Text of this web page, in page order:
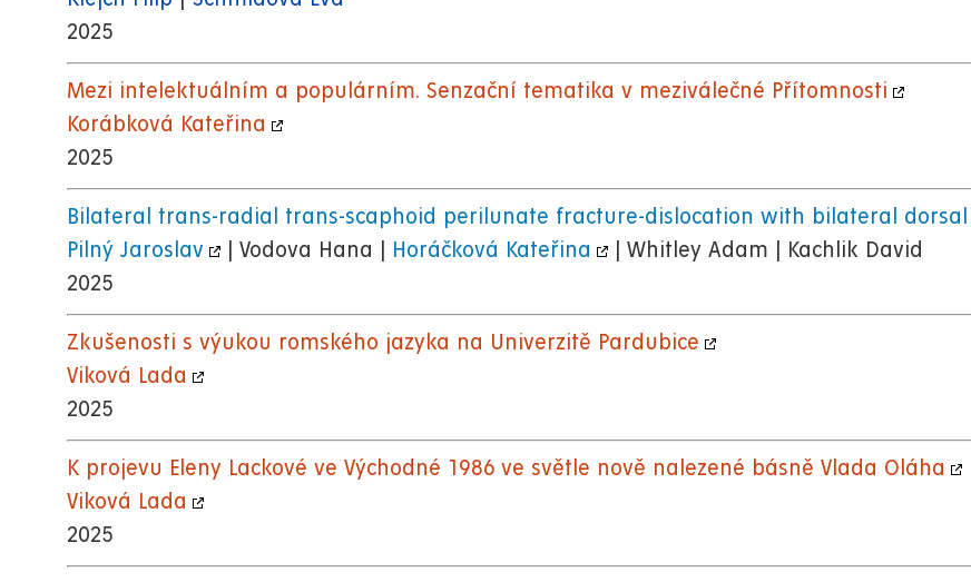
2025
Mezi intelektuálním a populárním. Senzační tematika v meziválečné Přítomnosti
Korábková Kateřina
2025
Bilateral trans-radial trans-scaphoid perilunate fracture-dislocation with bilateral
Pilný Jaroslav
| Vodova Hana | Horáčková Kateřina
| Whitley Adam | Kachlik David
2025
Zkušenosti s výukou romského jazyka na Univerzitě Pardubice
Viková Lada
2025
K projevu Eleny Lackové ve Východné 1986 ve světle nově nalezené básně Vlada Oláha
Viková Lada
2025